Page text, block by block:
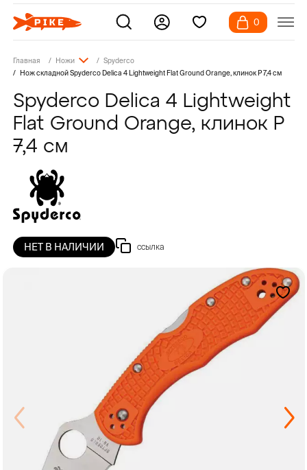
0
Главная Ножи
Spyderco
Нож складной Spyderco Delica 4 Lightweight Flat Ground Orange, клинок P 7,4 см
Spyderco Delica 4 Lightweight
Flat Ground Orange, клинок P
7,4 см
НЕТ В НАЛИЧИИ ссылка